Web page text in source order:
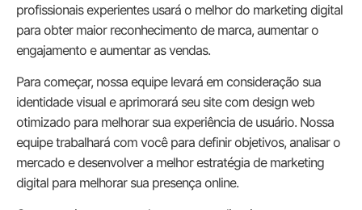
profissionais experientes usará o melhor do marketing digital
para obter maior reconhecimento de marca, aumentar o
engajamento e aumentar as vendas.
Para começar, nossa equipe levará em consideração sua
identidade visual e aprimorará seu site com design web
otimizado para melhorar sua experiência de usuário. Nossa
equipe trabalhará com você para definir objetivos, analisar o
mercado e desenvolver a melhor estratégia de marketing
digital para melhorar sua presença online.